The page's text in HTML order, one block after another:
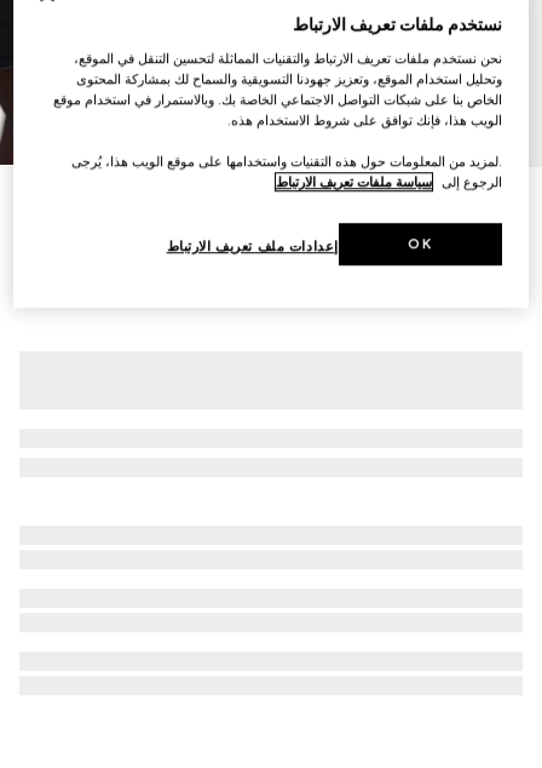
/
6
كاب من الصوف والحرير مع Horsebit
AED 8,900
نستخدم ملفات تعريف الارتباط
نحن نستخدم ملفات تعريف الارتباط والتقنيات المماثلة لتحسين التنقل في الموقع،
وتحليل استخدام الموقع، وتعزيز جهودنا التسويقية والسماح لك بمشاركة المحتوى
الخاص بنا على شبكات التواصل الاجتماعي الخاصة بك. وبالاستمرار في استخدام موقع
الويب هذا، فإنك توافق على شروط الاستخدام هذه.
.لمزيد من المعلومات حول هذه التقنيات واستخدامها على موقع الويب هذا، يُرجى
الرجوع إلى سياسة ملفات تعريف الارتباط
إعدادات ملف تعريف الارتباط OK